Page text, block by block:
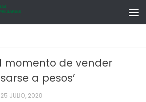
momento de vender
a pesos’
25 JULIO, 2020